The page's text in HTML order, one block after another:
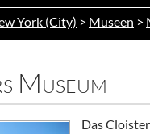
York (City) > Museen >
Museum
Das